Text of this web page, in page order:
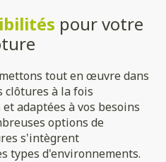
pour votre
tout en œuvre dans
clôtures à la fois
adaptées à vos besoins
options de
s'intègrent
types d'environnements.